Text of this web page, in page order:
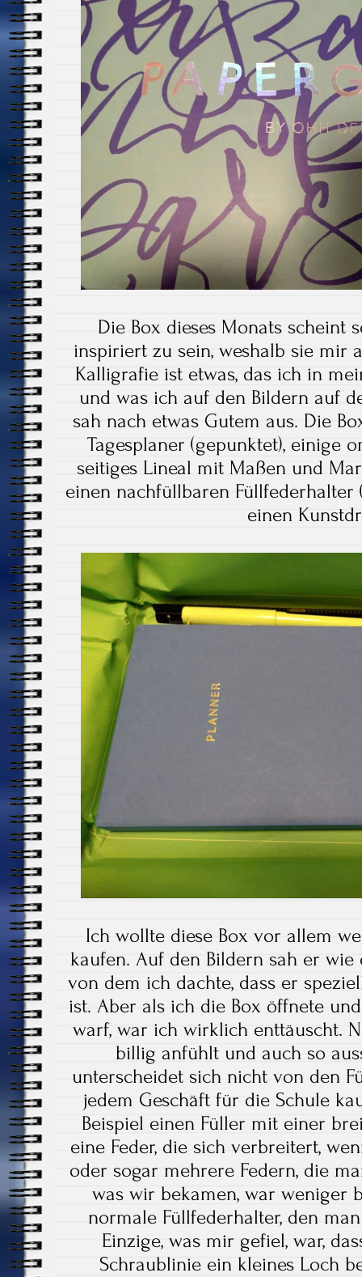
Die Box dieses Monats scheint
inspiriert zu sein, weshalb sie mir
Kalligrafie ist etwas, das ich in
und was ich auf den Bildern auf
sah nach etwas Gutem aus. Die
Tagesplaner (gepunktet), einige
seitiges Lineal mit Maßen und
einen nachfüllbaren
einen
Ich wollte diese Box vor allem
kaufen. Auf den Bildern sah er
von dem ich dachte, dass er
ist. Aber als ich die Box öffnete
warf, war ich wirklich enttäuscht.
billig anfühlt und auch so
unterscheidet sich nicht von den
jedem Geschäft für die Schule
Beispiel einen Füller mit einer
eine Feder, die sich verbreitert,
oder sogar mehrere Federn, die
was wir bekamen, war weniger
normale Füllfederhalter, den
Einzige, was mir gefiel, war,
Schraublinie ein kleines Loch